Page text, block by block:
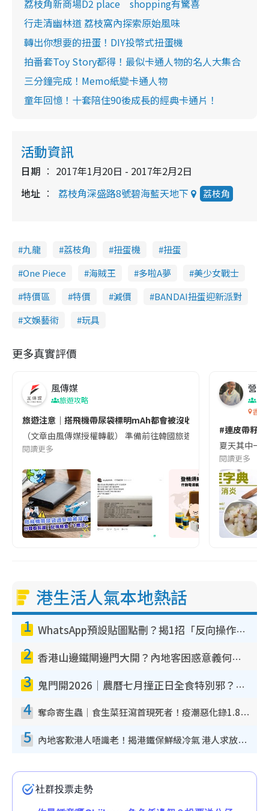
荔枝角新商場D2 place shopping有驚喜
行走清幽林道 荔枝窩內探索原始風味
轉出你想要的扭蛋！DIY投幣式扭蛋機
拍番套Toy Story都得！最似卡通人物的名人大集合
三分鐘完成！Memo紙變卡通人物
童年回憶！十套陪住90後成長的經典卡通片！
活動資訊
日期
2017年1月20日 - 2017年2月2日
地址
荔枝角深盛路8號碧海藍天地下 荔枝角
九龍 荔枝角 扭蛋機
扭蛋
One Piece
海賊王 多啦A夢
美少女戰士
特價區
特價 減價
BANDAI扭蛋迎新派對
文娛藝術
玩具
更多真實評價
風傳媒
旅遊攻略
旅遊注意｜搭飛機帶尿袋標明mAh都會被沒收😱出發前切記檢查
（文章由風傳媒授權轉載） 準備前往韓國旅遊的民眾，近期要
閱讀更多
營養
香港
#連皮帶籽
夏天其中一
閱讀更多
港生活人氣本地熱話
1 WhatsApp預設貼圖點刪？揭1招「反向操作」還原簡潔介面 附3步實測教學
2 香港山邊鐵閘邊門大開？內地客困惑意義何在！網民神回覆：呢種叫法理性防禦
3 鬼門開2026｜農曆七月撞正日全食特別邪？專家警告切忌做一事！揭4大禁忌+2招保平安
4 奪命寄生蟲｜食生菜狂瀉首現死者！疫潮惡化錄1.8萬宗病例 揭洗菜3大謬誤
5 內地客歎港人唔識老！揭港鐵保鮮級冷氣 港人求放過：咪投訴